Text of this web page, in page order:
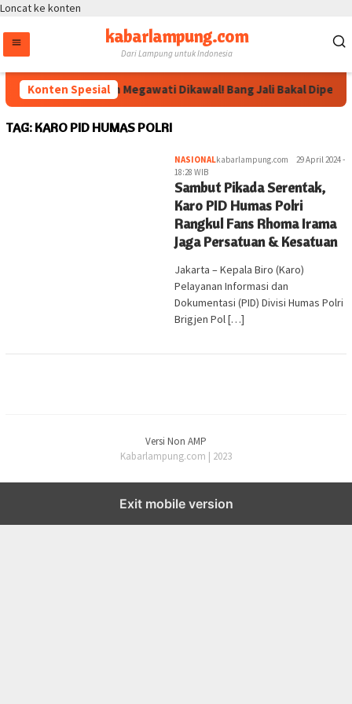
Loncat ke konten
kabarlampung.com
Dari Lampung untuk Indonesia
Konten SpesialArahan Megawati Dikawal! Bang Jali Bakal
TAG: KARO PID HUMAS POLRI
NASIONALkabarlampung.com
29 April 2024 -
18:28 WIB
Sambut Pikada Serentak,
Karo PID Humas Polri
Rangkul Fans Rhoma Irama
Jaga Persatuan & Kesatuan
Jakarta – Kepala Biro (Karo)
Pelayanan Informasi dan
Dokumentasi (PID) Divisi Humas Polri
Brigjen Pol […]
Versi Non AMP
Kabarlampung.com | 2023
Exit mobile version